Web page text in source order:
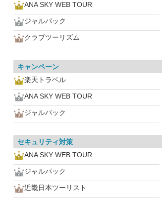
ANA SKY WEB TOUR
ジャルパック
クラブツーリズム
キャンペーン
楽天トラベル
ANA SKY WEB TOUR
ジャルパック
セキュリティ対策
ANA SKY WEB TOUR
ジャルパック
近畿日本ツーリスト